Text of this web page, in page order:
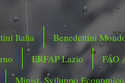
Italia Benedettini
ERFAP Lazio FAO
Minist. Sviluppo Economico